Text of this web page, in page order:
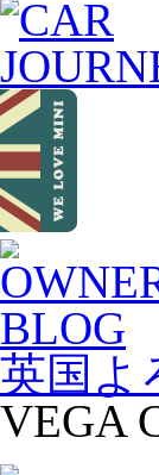
英国よ
VEGA